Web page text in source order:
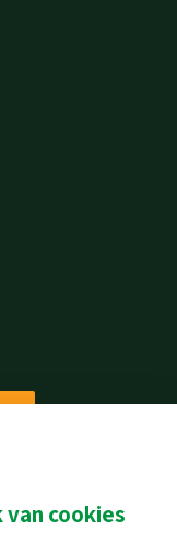
cookies